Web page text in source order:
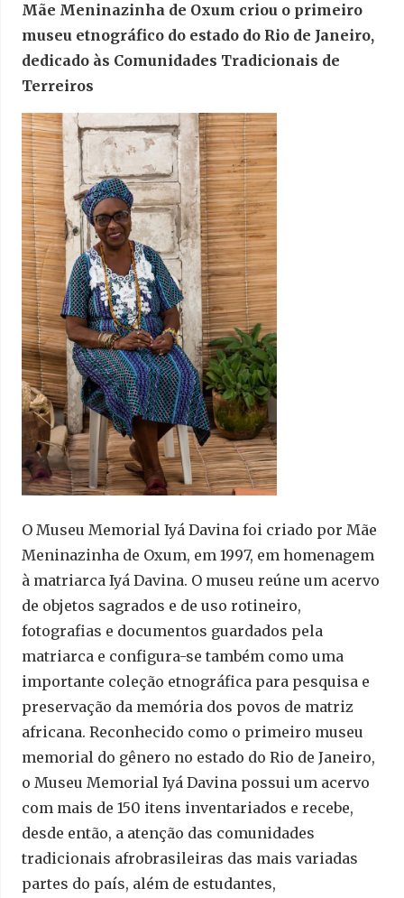
Mãe Meninazinha de Oxum criou o primeiro
museu etnográfico do estado do Rio de Janeiro,
dedicado às Comunidades Tradicionais de
Terreiros
O Museu Memorial Iyá Davina foi criado por Mãe
Meninazinha de Oxum, em 1997, em homenagem
à matriarca Iyá Davina. O museu reúne um acervo
de objetos sagrados e de uso rotineiro,
fotografias e documentos guardados pela
matriarca e configura-se também como uma
importante coleção etnográfica para pesquisa e
preservação da memória dos povos de matriz
africana. Reconhecido como o primeiro museu
memorial do gênero no estado do Rio de Janeiro,
o Museu Memorial Iyá Davina possui um acervo
com mais de 150 itens inventariados e recebe,
desde então, a atenção das comunidades
tradicionais afrobrasileiras das mais variadas
partes do país, além de estudantes,